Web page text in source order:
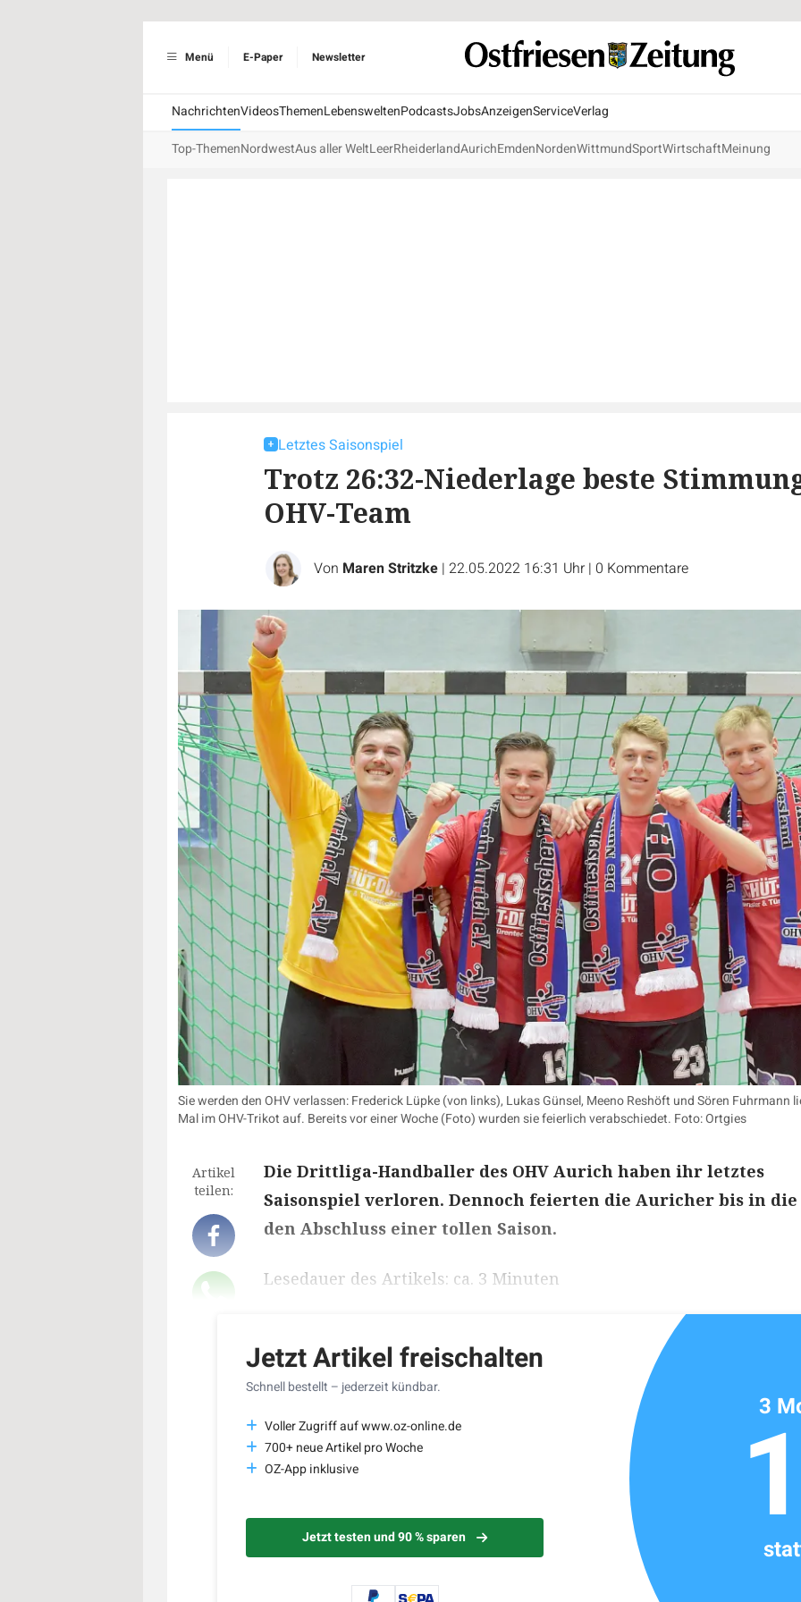
Menü E-Paper Newsletter
NachrichtenVideosThemenLebensweltenPodcastsJobsAnzeigenServiceVerlag
Top-ThemenNordwestAus aller WeltLeerRheiderlandAurichEmdenNordenWittmundSportWirtschaftMeinung
Letztes Saisonspiel
Trotz 26:32-Niederlage beste
OHV-Team
Von Maren Stritzke | 22.05.2022 16:31 Uhr | 0 Kommentare
Sie werden den OHV verlassen: Frederick Lüpke (von links), Lukas Günsel, Meeno Reshöft und Sören Fuhrmann
Mal im OHV-Trikot auf. Bereits vor einer Woche (Foto) wurden sie feierlich verabschiedet. Foto: Ortgies
Artikel
teilen:
Die Drittliga-Handballer des OHV Aurich haben ihr letztes
Saisonspiel verloren. Dennoch feierten die Auricher bis in die
den Abschluss einer tollen Saison.
Lesedauer des Artikels: ca. 3 Minuten
Jetzt Artikel freischalten
Schnell bestellt – jederzeit kündbar.
Voller Zugriff auf www.oz-online.de
700+ neue Artikel pro Woche
OZ-App inklusive
Jetzt testen und 90 % sparen
3